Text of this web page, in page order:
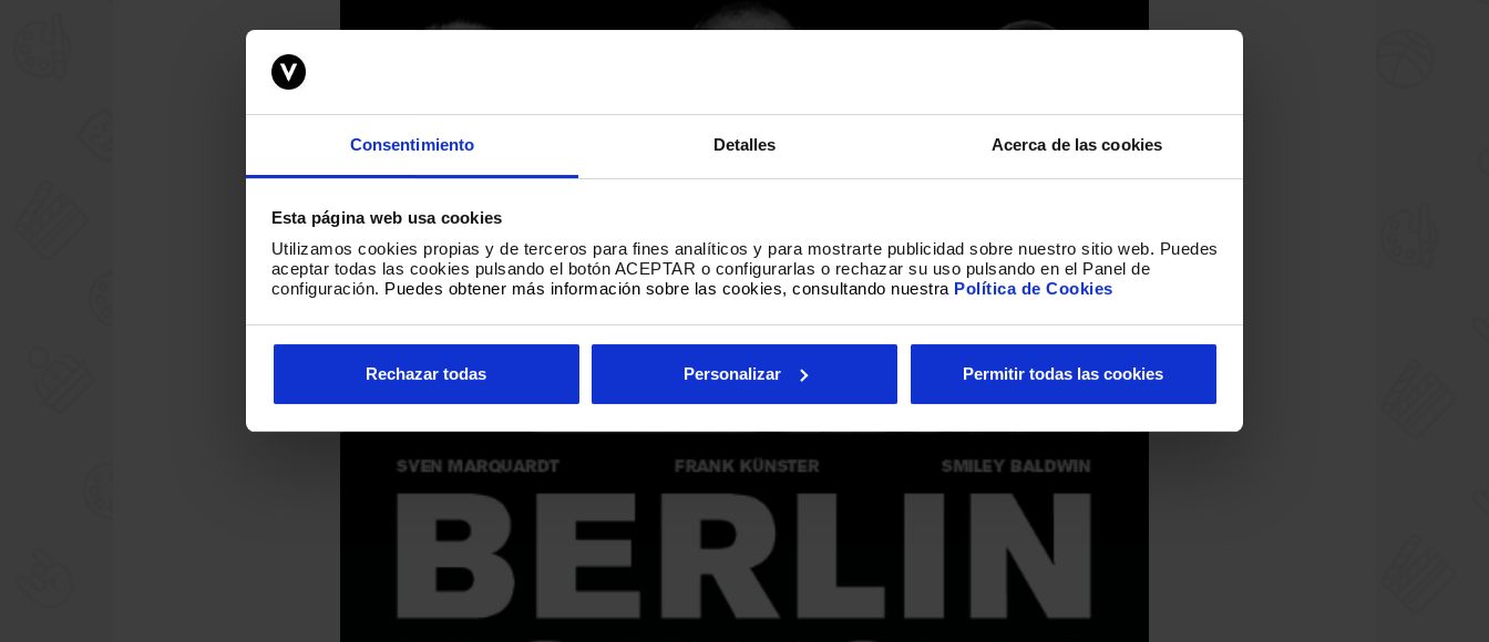
Consentimiento Detalles Acerca de las cookies
Esta página web usa cookies
Utilizamos cookies propias y de terceros para fines analíticos y para mostrarte publicidad sobre nuestro sitio web. Puedes
aceptar todas las cookies pulsando el botón ACEPTAR o configurarlas o rechazar su uso pulsando en el Panel de
configuración. Puedes obtener más información sobre las cookies, consultando nuestra Política de Cookies
Rechazar todas Personalizar Permitir todas las cookies